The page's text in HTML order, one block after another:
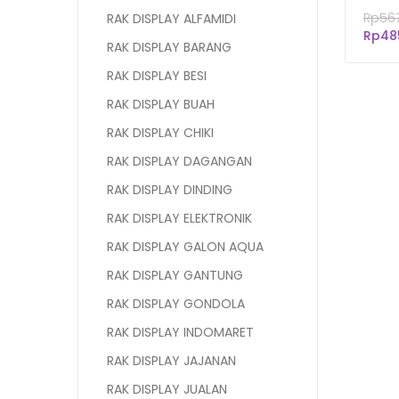
SISI),
Rp
Rp
RAK DISPLAY ALFAMIDI
RAK DISPLAY BARANG
RAK DISPLAY BESI
RAK DISPLAY BUAH
RAK DISPLAY CHIKI
RAK DISPLAY DAGANGAN
RAK DISPLAY DINDING
RAK DISPLAY ELEKTRONIK
RAK DISPLAY GALON AQUA
RAK DISPLAY GANTUNG
RAK DISPLAY GONDOLA
RAK DISPLAY INDOMARET
RAK DISPLAY JAJANAN
RAK DISPLAY JUALAN